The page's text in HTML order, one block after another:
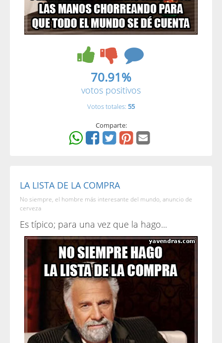
70.91%
votos positivos
Votos totales: 55
Comparte:
LA LISTA DE LA COMPRA
No siempre, el hombre más interesante del mundo, anuncio de
cerveza
Es típico; para una vez que la hago...